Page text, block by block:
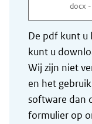
docx
De pdf kunt u
kunt u
Wij zijn niet
en het
software dan
formulier op